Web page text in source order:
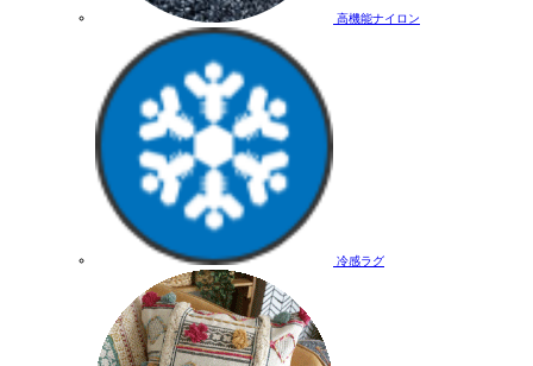
高機能ナイロン
冷感ラグ